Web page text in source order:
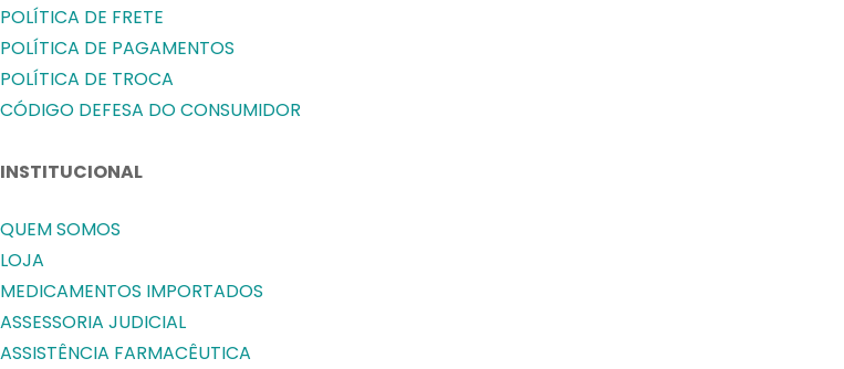
POLÍTICA DE FRETE
POLÍTICA DE PAGAMENTOS
POLÍTICA DE TROCA
CÓDIGO DEFESA DO CONSUMIDOR
INSTITUCIONAL
QUEM SOMOS
LOJA
MEDICAMENTOS IMPORTADOS
ASSESSORIA JUDICIAL
ASSISTÊNCIA FARMACÊUTICA